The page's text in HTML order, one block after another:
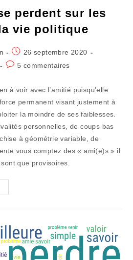
perdent sur les
vie politique
Publication
publiée :
26 septembre 2020
Commentaires
5 commentaires
à voir avec l’amitié puisqu’elle
permanent visant justement à
la moindre de ses faiblesses.
personnelles, de coups bas
à géométrie variable, de
vous comptez des « ami(e)s » il
que provisoires.